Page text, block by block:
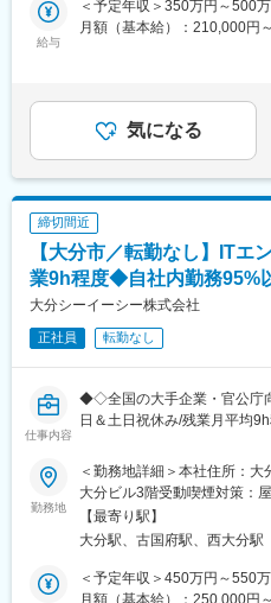
広いトピックスを用意してい
◎スキルUPが給与UPに：ア
て給与UPが行われる仕組みで
変更の範囲：会社の定める業務
ます。
・環境および安全衛生に関す
・品質管理データの収集と分析
■働く魅力：
・最先端の半導体製造技術
・環境保護と安全衛生に貢献
教育制度も充実している為活
研修環境も整っており、安
くことができます。
■当社だからこそ実現できる
同業他社と比較をしても圧
当社独占のプロジェクトも多
給与
＜予定年収＞350万円～500
月額（基本給）：210,000円
金はあくまでも目安の金額
があります。月給(月額)は固
気になる
締切間近
【大分市／転勤なし】IT
業9h程度◆自社内勤務95%
大分シーイーシー株式会社
正社員 転勤なし
仕事内容
◆◇全国の大手企業・官公庁
日＆土日祝休み/残業月平
■職務内容：
企業や官公庁向けのWEBシ
きます。
・受託開発業務 ・企業向け
・官公庁向けWEBシステムの
※様々な開発プロジェクトの
な案件に携わっていただきま
勤務地
＜勤務地詳細＞本社住所：
大分ビル3階受動喫煙対策：
る事業所
【最寄り駅】
大分駅、古国府駅、西大分駅
＜予定年収＞450万円～550
月額（基本給）：250,000円